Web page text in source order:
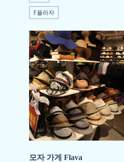
F플라자
모자 가게 Flava